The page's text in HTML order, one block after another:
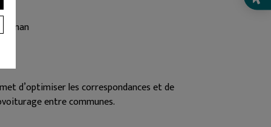
d’optimiser les correspondances et de
entre communes.